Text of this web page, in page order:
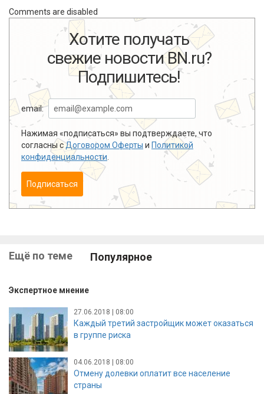
Comments are disabled
Хотите получать
свежие новости BN.ru?
Подпишитесь!
email:
Нажимая «подписаться» вы подтверждаете, что
согласны сДоговором Оферты и Политикой
конфиденциальности
Подписаться
Ещё по теме Популярное
Экспертное мнение
27.06.2018 | 08:00
Каждый третий застройщик может оказаться
в группе риска
04.06.2018 | 08:00
Отмену долевки оплатит все население
страны